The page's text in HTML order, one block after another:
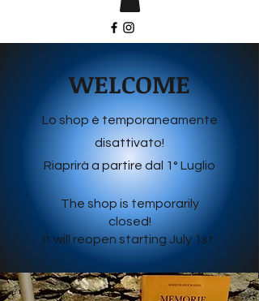
WELCOME
Lo shop è temporaneamente
disattivato!
Riaprirà a partire dal 1° Luglio
The shop is temporarily
closed!
It will reopen starting July 1st.